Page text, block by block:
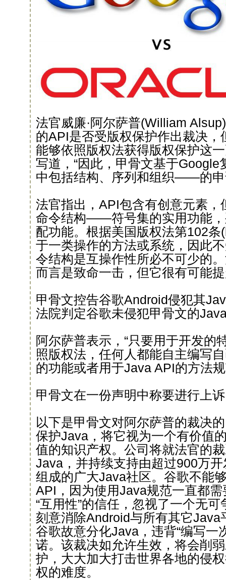
法官威廉·阿尔萨普(William
的API是否受版权保护作出裁决，
能够依照版权法获得版权保护这
写道，“因此，甲骨文基于
中包括结构、序列和组织——的申
法官指出，API包含有创意元素，
命令结构——符号集的实用功能，
配功能。根据美国版权法第102
于一类操作的方法或系统，因此
令结构是互操作性所必不可少的
而言是致命一击，但它很有可能
甲骨文控告谷歌Android侵犯其
法院判定谷歌未侵犯甲骨文的
阿尔萨普表示，“只要用于开发的
照版权法，任何人都能自主编写
的功能或者用于Java API的方法规
甲骨文在一份声明中称要进行上
以下是甲骨文对阿尔萨普的裁决
保护Java，将它视为一个有价值
值的知识产权。公司将就法官的
Java，并持续支持由超过900万
组成的广大Java社区。谷歌不能
API，因为使用Java规范一直都
“互用性”的信任，忽视了一个无
刻意消除Android与所有其它Java
谷歌故意分化Java，违背“编写一
诺。该裁决如允许生效，将会削
护，大大加大打击世界各地的侵
权的难度。